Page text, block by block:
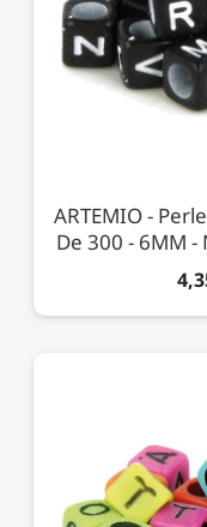
ARTEMIO -
De 300 - 6MM -